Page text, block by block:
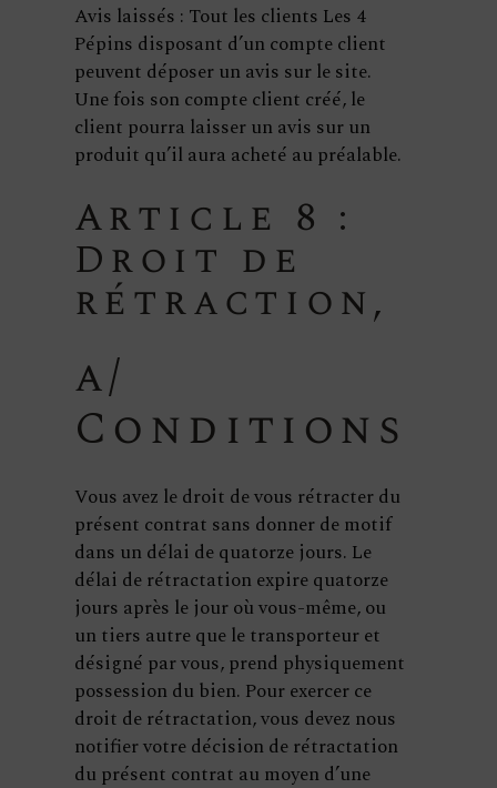
Avis laissés : Tout les clients Les 4
Pépins disposant d’un compte client
peuvent déposer un avis sur le site.
Une fois son compte client créé, le
client pourra laisser un avis sur un
produit qu’il aura acheté au préalable.
Article 8 :
Droit de
rétraction,
a/
Conditions
Vous avez le droit de vous rétracter du
présent contrat sans donner de motif
dans un délai de quatorze jours. Le
délai de rétractation expire quatorze
jours après le jour où vous-même, ou
un tiers autre que le transporteur et
désigné par vous, prend physiquement
possession du bien. Pour exercer ce
droit de rétractation, vous devez nous
notifier votre décision de rétractation
du présent contrat au moyen d’une